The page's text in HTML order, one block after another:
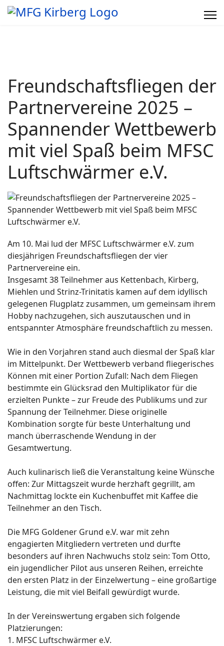
Freundschaftsfliegen der
Partnervereine 2025 –
Spannender Wettbewerb
mit viel Spaß beim MFSC
Luftschwärmer e.V.
Am 10. Mai lud der MFSC Luftschwärmer e.V. zum
diesjährigen Freundschaftsfliegen der vier
Partnervereine ein.
Insgesamt 38 Teilnehmer aus Kettenbach, Kirberg,
Miehlen und Strinz-Trinitatis kamen auf dem idyllisch
gelegenen Flugplatz zusammen, um gemeinsam ihrem
Hobby nachzugehen, sich auszutauschen und in
entspannter Atmosphäre freundschaftlich zu messen.
Wie in den Vorjahren stand auch diesmal der Spaß klar
im Mittelpunkt. Der Wettbewerb verband fliegerisches
Können mit einer Portion Zufall: Nach dem Fliegen
bestimmte ein Glücksrad den Multiplikator für die
erzielten Punkte – zur Freude des Publikums und zur
Spannung der Teilnehmer. Diese originelle
Kombination sorgte für beste Unterhaltung und
manch überraschende Wendung in der
Gesamtwertung.
Auch kulinarisch ließ die Veranstaltung keine Wünsche
offen: Zur Mittagszeit wurde herzhaft gegrillt, am
Nachmittag lockte ein Kuchenbuffet mit Kaffee die
Teilnehmer an den Tisch.
Die MFG Goldener Grund e.V. war mit zehn
engagierten Mitgliedern vertreten und durfte
besonders auf ihren Nachwuchs stolz sein: Tom Otto,
ein jugendlicher Pilot aus unseren Reihen, erreichte
den ersten Platz in der Einzelwertung – eine großartige
Leistung, die mit viel Beifall gewürdigt wurde.
In der Vereinswertung ergaben sich folgende
Platzierungen:
1. MFSC Luftschwärmer e.V.